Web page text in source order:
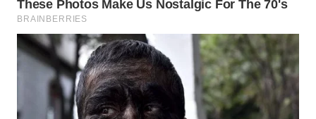
CIANJUR
WN
KEPULAUAN
SERIBU
WN